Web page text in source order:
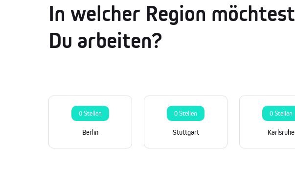
In welcher Region möchtest
Du arbeiten?
0 Stellen
Berlin
0 Stellen
Stuttgart
0 Stellen
Karlsruhe